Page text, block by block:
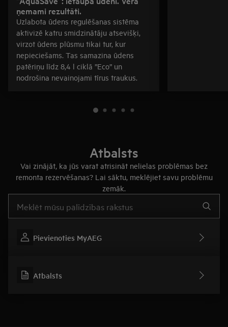
ņemami rezultāti.
Uzlabota ūdens regulēšanas sistēma
aktivizē katru smidzinātāju atsevišķi,
virzot ūdens plūsmu tikai tur, kur
nepieciešams. Tas samazina ūdens
patēriņu līdz 8,4 l ciklā ”Eco” un
nodrošina nevainojami tīrus traukus.
Atbalsts
Vai zinājāt, ka jūs varat atrisināt nelielas problēmas bez
remonta rezervēšanas? Lai sāktu, meklējiet savu problēmu
zemāk.
Pievienoties MyAEG
Atbalsts